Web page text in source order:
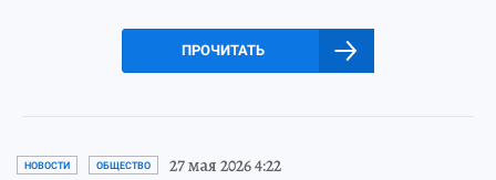
ПРОЧИТАТЬ
НОВОСТИ ОБЩЕСТВО 27 мая 2026 4:22